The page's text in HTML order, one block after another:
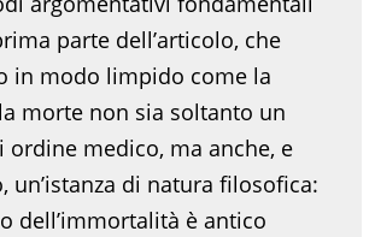
parte dell’articolo, che
in modo limpido come la
morte non sia soltanto un
ordine medico, ma anche, e
un’istanza di natura filosofica:
dell’immortalità è antico